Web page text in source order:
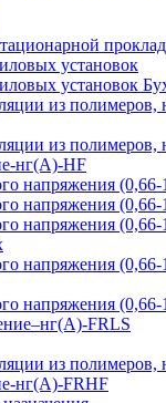
установок
установок
из полимеров,
из полимеров,
нг(А)-HF
напряжения
напряжения
напряжения
напряжения
напряжения
FRLS
из полимеров,
нг(А)-FRHF